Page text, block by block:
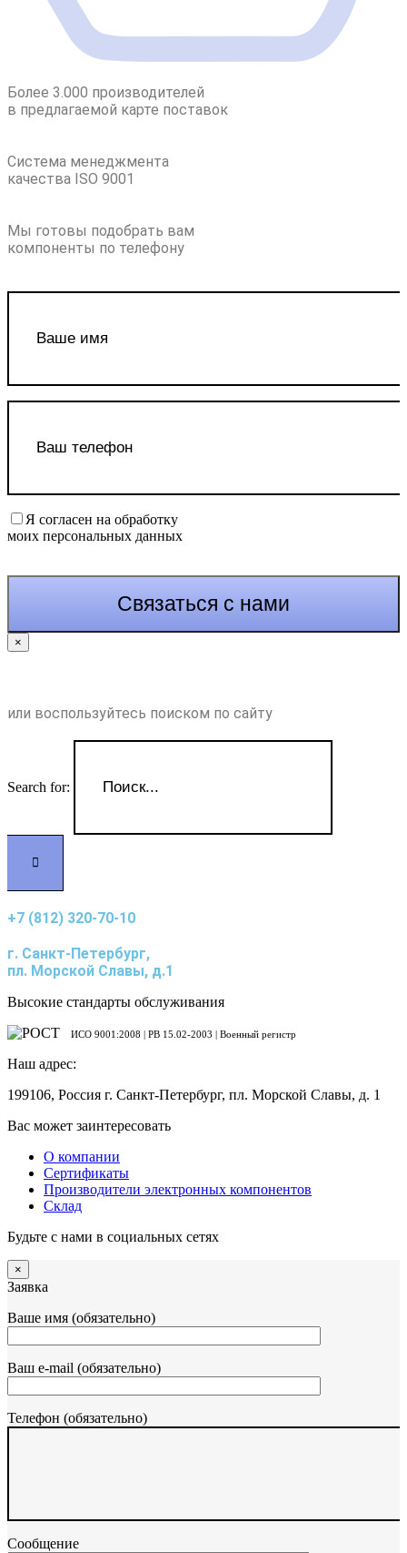
Более 3.000 производителей
в предлагаемой карте поставок
Система менеджмента
качества ISO 9001
Мы готовы подобрать вам
компоненты по телефону
Я согласен на обработку
моих персональных данных
×
или воспользуйтесь поиском по сайту
Search for:
+7 (812) 320-70-10
г. Санкт-Петербург,
пл. Морской Славы, д.1
Высокие стандарты обслуживания
ИСО 9001:2008 | PB 15.02-2003 | Военный регистр
Наш адрес:
199106, Россия г. Санкт-Петербург, пл. Морской Славы, д. 1
Вас может заинтересовать
О компании
Сертификаты
Производители электронных компонентов
Склад
Будьте с нами в социальных сетях
×
Заявка
Ваше имя (обязательно)
Ваш e-mail (обязательно)
Телефон (обязательно)
Сообщение